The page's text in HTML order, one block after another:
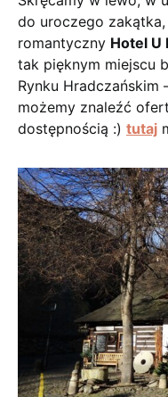
do uroczego
romantyczny Hotel U
tak pięknym miejscu
Rynku Hradczańskim
możemy znaleźć
dostępnością :) tutaj